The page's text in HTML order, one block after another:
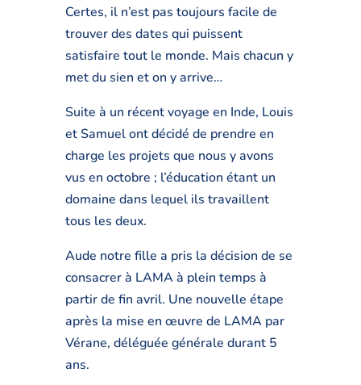
Certes, il n’est pas toujours facile de
trouver des dates qui puissent
satisfaire tout le monde. Mais chacun y
met du sien et on y arrive…
Suite à un récent voyage en Inde, Louis
et Samuel ont décidé de prendre en
charge les projets que nous y avons
vus en octobre ; l’éducation étant un
domaine dans lequel ils travaillent
tous les deux.
Aude notre fille a pris la décision de se
consacrer à LAMA à plein temps à
partir de fin avril. Une nouvelle étape
après la mise en œuvre de LAMA par
Vérane, déléguée générale durant 5
ans.